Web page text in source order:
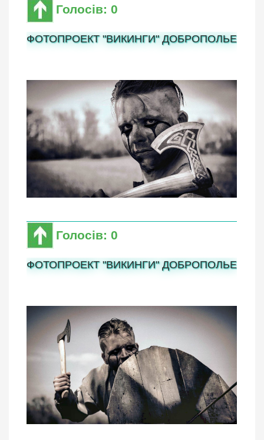
Голосів: 0
ФОТОПРОЕКТ "ВИКИНГИ" ДОБРОПОЛЬЕ
Голосів: 0
ФОТОПРОЕКТ "ВИКИНГИ" ДОБРОПОЛЬЕ